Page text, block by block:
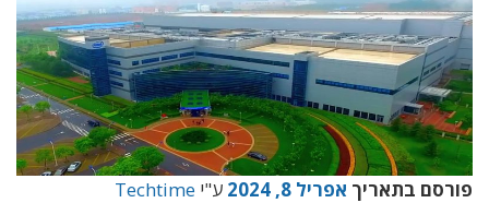
פורסם בתאריך אפריל 8, 2024 ע"י Techtime